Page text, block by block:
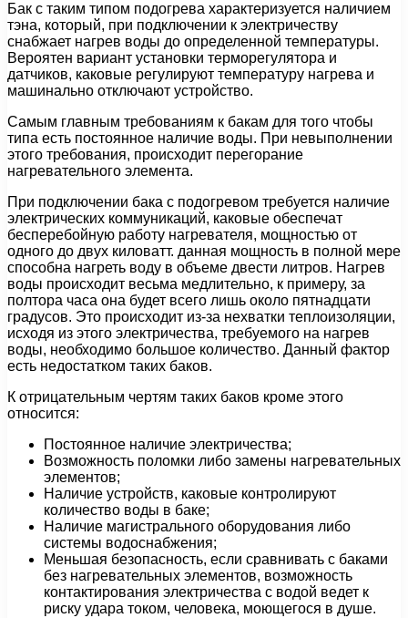
Бак с таким типом подогрева характеризуется наличием
тэна, который, при подключении к электричеству
снабжает нагрев воды до определенной температуры.
Вероятен вариант установки терморегулятора и
датчиков, каковые регулируют температуру нагрева и
машинально отключают устройство.
Самым главным требованиям к бакам для того чтобы
типа есть постоянное наличие воды. При невыполнении
этого требования, происходит перегорание
нагревательного элемента.
При подключении бака с подогревом требуется наличие
электрических коммуникаций, каковые обеспечат
бесперебойную работу нагревателя, мощностью от
одного до двух киловатт. данная мощность в полной мере
способна нагреть воду в объеме двести литров. Нагрев
воды происходит весьма медлительно, к примеру, за
полтора часа она будет всего лишь около пятнадцати
градусов. Это происходит из-за нехватки теплоизоляции,
исходя из этого электричества, требуемого на нагрев
воды, необходимо большое количество. Данный фактор
есть недостатком таких баков.
К отрицательным чертям таких баков кроме этого
относится:
Постоянное наличие электричества;
Возможность поломки либо замены нагревательных
элементов;
Наличие устройств, каковые контролируют
количество воды в баке;
Наличие магистрального оборудования либо
системы водоснабжения;
Меньшая безопасность, если сравнивать с баками
без нагревательных элементов, возможность
контактирования электричества с водой ведет к
риску удара током, человека, моющегося в душе.